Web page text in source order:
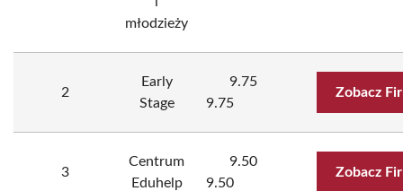
młodzieży
2
Early
Stage
9.75
9.75
Zobacz
3
Centrum
Eduhelp
9.50
9.50
Zobacz